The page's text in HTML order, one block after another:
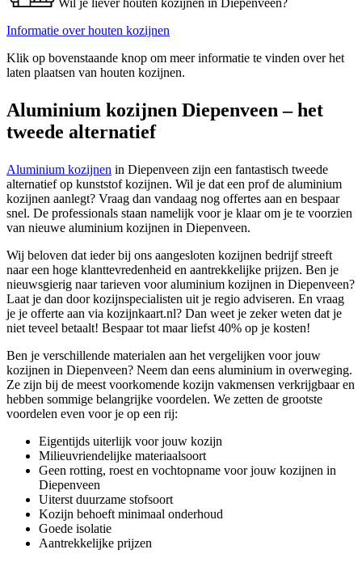
Wil je liever houten kozijnen in Diepenveen?
Informatie over houten kozijnen
Klik op bovenstaande knop om meer informatie te vinden over het
laten plaatsen van houten kozijnen.
Aluminium kozijnen Diepenveen – het
tweede alternatief
Aluminium kozijnen in Diepenveen zijn een fantastisch tweede
alternatief op kunststof kozijnen. Wil je dat een prof de aluminium
kozijnen aanlegt? Vraag dan vandaag nog offertes aan en bespaar
snel. De professionals staan namelijk voor je klaar om je te voorzien
van nieuwe aluminium kozijnen in Diepenveen.
Wij beloven dat ieder bij ons aangesloten kozijnen bedrijf streeft
naar een hoge klanttevredenheid en aantrekkelijke prijzen. Ben je
nieuwsgierig naar tarieven voor aluminium kozijnen in Diepenveen?
Laat je dan door kozijnspecialisten uit je regio adviseren. En vraag
je je offerte aan via kozijnkaart.nl? Dan weet je zeker weten dat je
niet teveel betaalt! Bespaar tot maar liefst 40% op je kosten!
Ben je verschillende materialen aan het vergelijken voor jouw
kozijnen in Diepenveen? Neem dan eens aluminium in overweging.
Ze zijn bij de meest voorkomende kozijn vakmensen verkrijgbaar en
hebben sommige belangrijke voordelen. We zetten de grootste
voordelen even voor je op een rij:
Eigentijds uiterlijk voor jouw kozijn
Milieuvriendelijke materiaalsoort
Geen rotting, roest en vochtopname voor jouw kozijnen in
Diepenveen
Uiterst duurzame stofsoort
Kozijn behoeft minimaal onderhoud
Goede isolatie
Aantrekkelijke prijzen